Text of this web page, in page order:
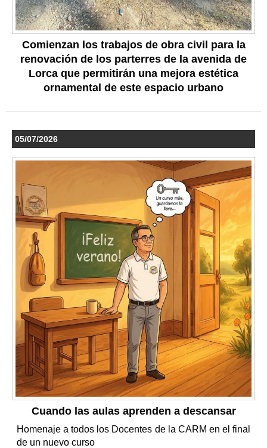
Comienzan los trabajos de obra civil para la
renovación de los parterres de la avenida de
Lorca que permitirán una mejora estética
ornamental de este espacio urbano
05/07/2026
Cuando las aulas aprenden a descansar
Homenaje a todos los Docentes de la CARM en el final
de un nuevo curso